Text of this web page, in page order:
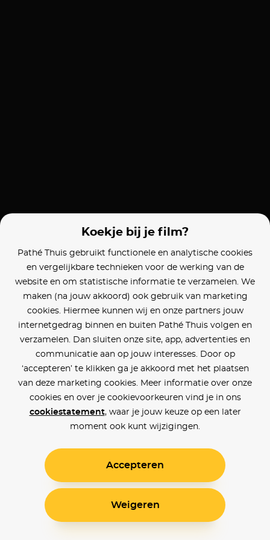
Koekje bij je film?
Pathé Thuis gebruikt functionele en analytische cookies
en vergelijkbare technieken voor de werking van de
website en om statistische informatie te verzamelen. We
maken (na jouw akkoord) ook gebruik van marketing
cookies. Hiermee kunnen wij en onze partners jouw
internetgedrag binnen en buiten Pathé Thuis volgen en
verzamelen. Dan sluiten onze site, app, advertenties en
communicatie aan op jouw interesses. Door op
‘accepteren’ te klikken ga je akkoord met het plaatsen
van deze marketing cookies. Meer informatie over onze
cookies en over je cookievoorkeuren vind je in ons
cookiestatement, waar je jouw keuze op een later
moment ook kunt wijzigingen.
Accepteren
Weigeren